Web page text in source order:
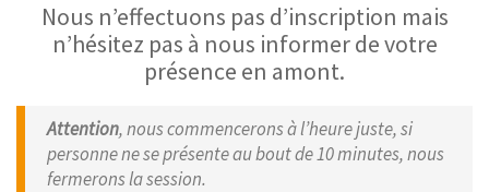
Nous n’effectuons pas d’inscription mais
n’hésitez pas à nous informer de votre
présence en amont.
Attention, nous commencerons à l’heure juste, si
personne ne se présente au bout de 10 minutes, nous
fermerons la session.